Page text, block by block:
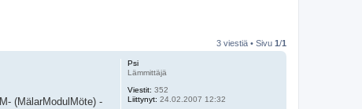
3 viestiä • Sivu 1/1
Psi
Lämmittäjä
Viestit: 352
Liittynyt: 24.02.2007 12:32
(MälarModulMöte) -